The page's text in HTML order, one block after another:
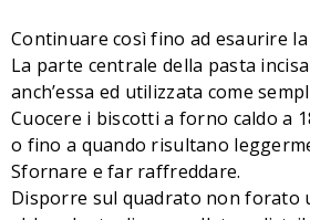
Continuare così fino ad esaurire
La parte centrale della pasta
anch’essa ed utilizzata come
Cuocere i biscotti a forno caldo a
o fino a quando risultano
Sfornare e far raffreddare.
Disporre sul quadrato non forato